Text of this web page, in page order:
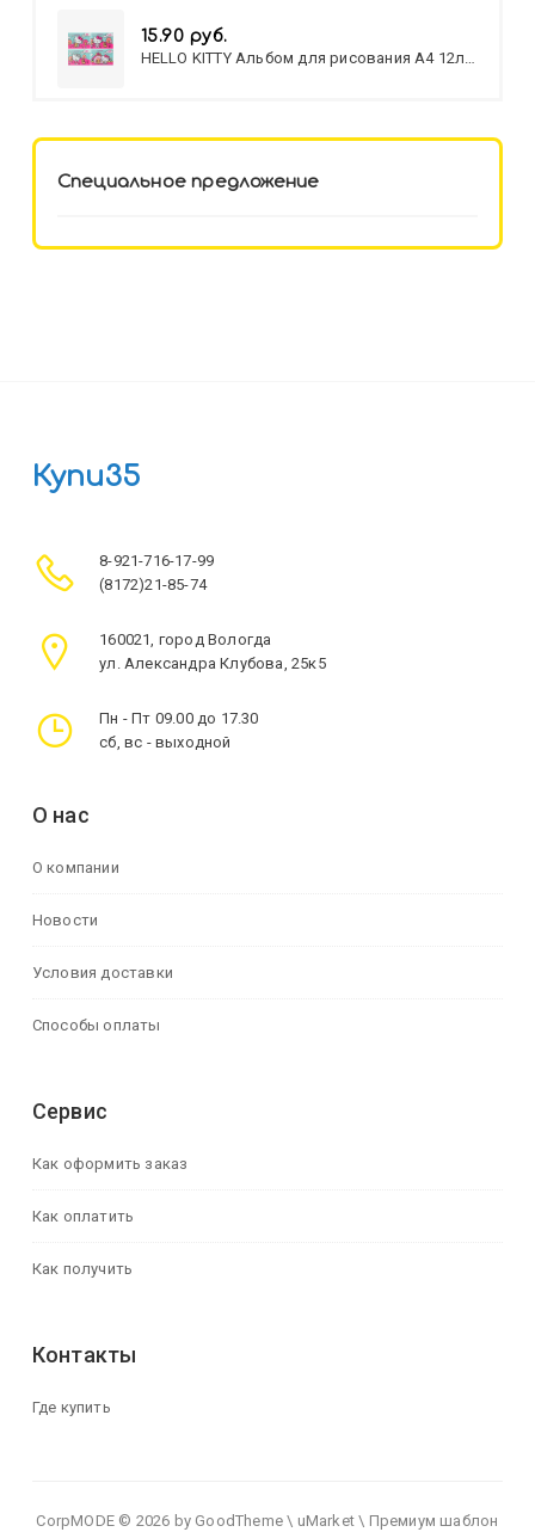
15.90 руб.
HELLO KITTY Альбом для рисования А4 12л.
Специальное предложение
Купи35
8-921-716-17-99
(8172)21-85-74
160021, город Вологда
ул. Александра Клубова, 25к5
Пн - Пт 09.00 до 17.30
сб, вс - выходной
О нас
О компании
Новости
Условия доставки
Способы оплаты
Сервис
Как оформить заказ
Как оплатить
Как получить
Контакты
Где купить
CorpMODE © 2026 by GoodTheme \ uMarket \ Премиум шаблон